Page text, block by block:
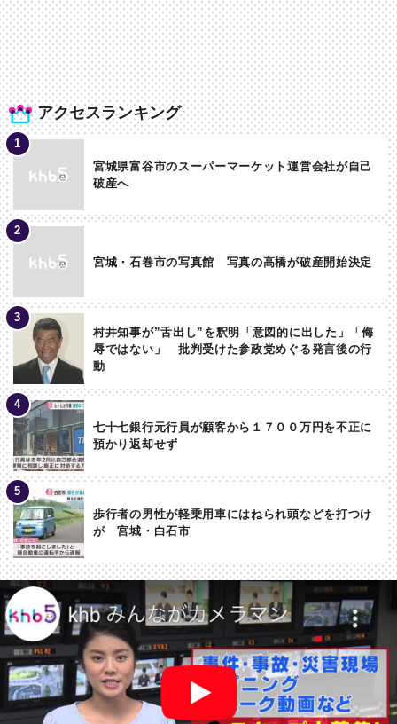
アクセスランキング
宮城県富谷市のスーパーマーケット運営会社が自己
破産へ
宮城・石巻市の写真館 写真の高橋が破産開始決定
村井知事が”舌出し”を釈明「意図的に出した」「侮
辱ではない」 批判受けた参政党めぐる発言後の行
動
七十七銀行元行員が顧客から１７００万円を不正に
預かり返却せず
歩行者の男性が軽乗用車にはねられ頭などを打つけ
が 宮城・白石市